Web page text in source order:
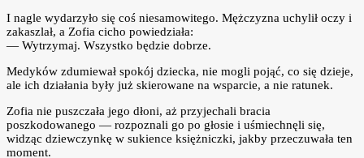
I nagle wydarzyło się coś niesamowitego. Mężczyzna uchylił oczy i
zakaszlał, a Zofia cicho powiedziała:
— Wytrzymaj. Wszystko będzie dobrze.
Medyków zdumiewał spokój dziecka, nie mogli pojąć, co się dzieje,
ale ich działania były już skierowane na wsparcie, a nie ratunek.
Zofia nie puszczała jego dłoni, aż przyjechali bracia
poszkodowanego — rozpoznali go po głosie i uśmiechnęli się,
widząc dziewczynkę w sukience księżniczki, jakby przeczuwała ten
moment.